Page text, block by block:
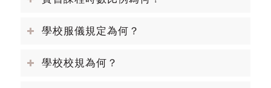
學校服儀規定為何？
學校校規為何？